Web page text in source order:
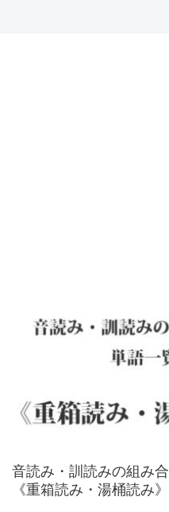
音読み・訓読みの組み
《重箱読み・湯桶読み